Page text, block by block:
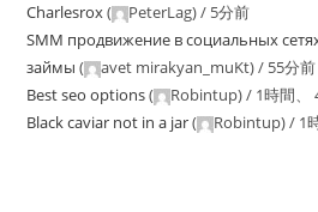
Charlesrox( PeterLag) / 5分前
SMM продвижение в социальных
займы ( avet mirakyan_muKt) / 55分前
Best seo options( Robintup) / 1時間、
Black caviar not in a jar( Robintup) / 1